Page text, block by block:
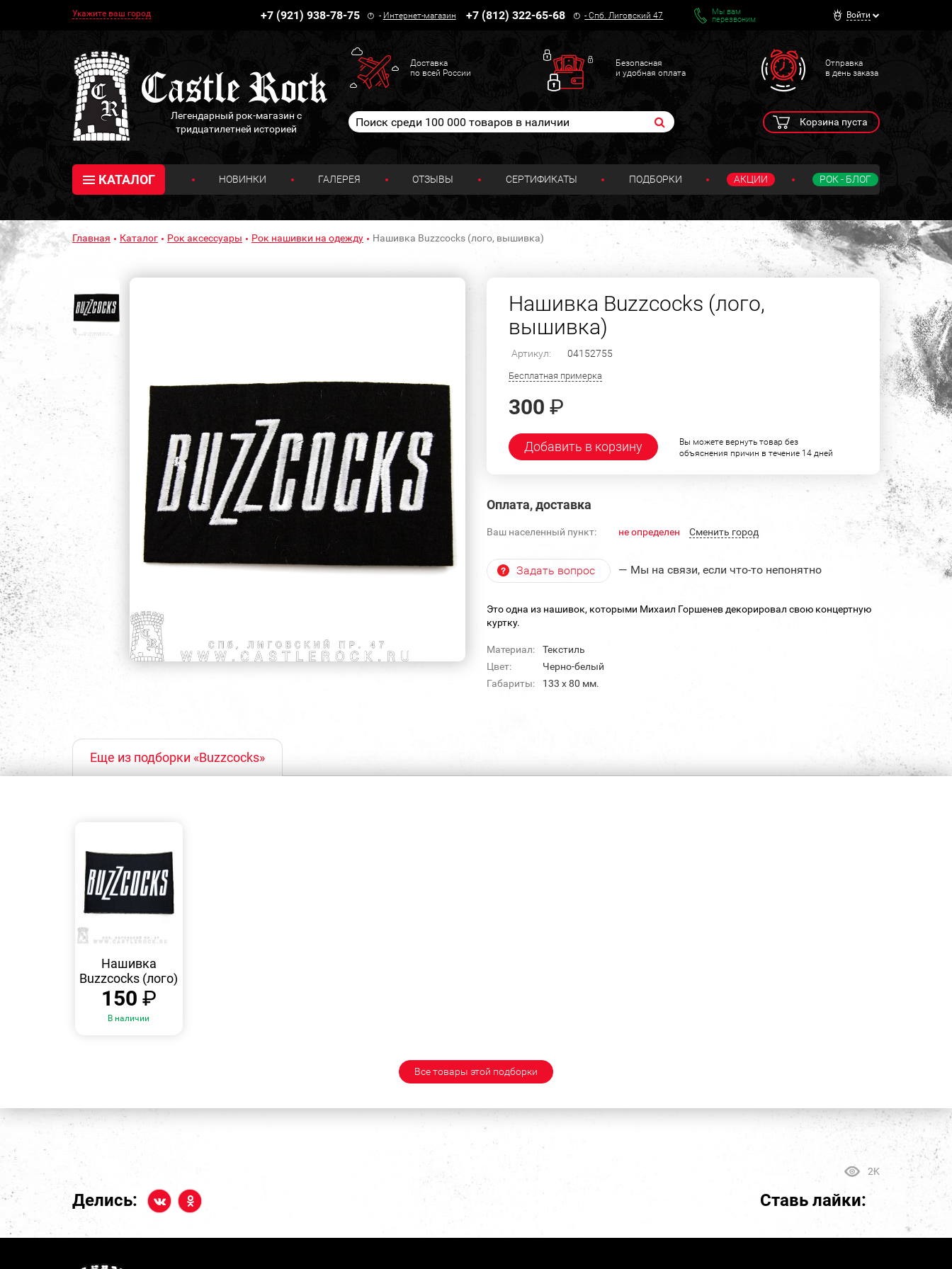
Укажите ваш город +7 (921) 938-78-75 - Интернет-магазин +7 (812) 322-65-68 -Спб. Лиговский 47
Мы вам
перезвоним
Войти
Легендарный рок-магазин с
тридцатилетней историей
Доставка
по всей России
Безопасная
и удобная оплата
Отправка
в день заказа
Корзина пуста
КАТАЛОГ НОВИНКИ ГАЛЕРЕЯ ОТЗЫВЫ СЕРТИФИКАТЫ ПОДБОРКИ АКЦИИ РОК - БЛОГ
Главная Каталог Рок аксессуары Рок нашивки на одежду Нашивка Buzzcocks (лого, вышивка)
Нашивка Buzzcocks (лого,
вышивка)
Артикул: 04152755
Бесплатная примерка
300 ₽
Добавить в корзину
Вы можете вернуть товар без
объяснения причин в течение 14 дней
Оплата, доставка
Ваш населенный пункт: не определен Cменить город
Задать вопрос — Мы на связи, если что-то непонятно
Это одна из нашивок, которыми Михаил Горшенев декорировал свою концертную
куртку.
Материал:
Текстиль
Цвет:
Черно-белый
Габариты:
133 х 80 мм.
Еще из подборки «Buzzcocks»
Нашивка
Buzzcocks (лого)
150 ₽
В наличии
Все товары этой подборки
2K
Делись: Ставь лайки: